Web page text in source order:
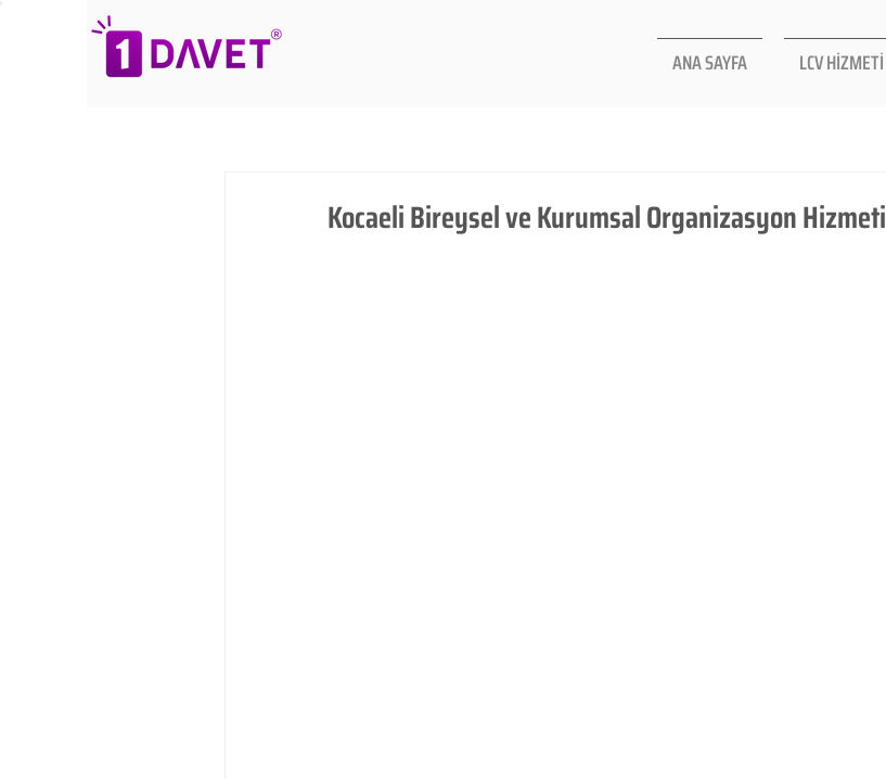
ANA SAYFA LCV HİZMETİ
Kocaeli Bireysel ve Kurumsal Organizasyon Hizmeti